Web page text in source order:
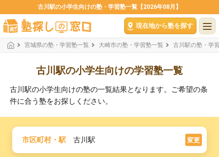
古川駅の小学生向けの塾・学習塾一覧【2026年08月】
現在地から塾を探す
宮城県の塾・学習塾一覧 大崎市の塾・学習塾一覧 古川駅の塾・学
古川駅の小学生向けの学習塾一覧
古川駅の小学生向けの塾の一覧結果となります。ご希望の条
件に合う塾をお探しください。
市区町村・駅 古川駅 変更